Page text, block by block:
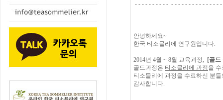
- - - - - - - - - - - - - - - - - - - - - - - -
안녕하세요~
한국 티소믈리에 연구원입니다.
2014년 4월 ~ 8월 교육과정,
[골
골드과정은 티소믈리에 과정을
티소믈리에 과정을 수료하신 분
감사합니다.